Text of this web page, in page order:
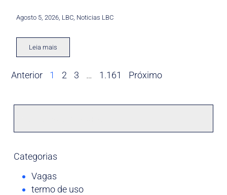
Agosto 5, 2026 LBC Noticias LBC
Leia mais
Anterior 1 2 3 … 1.161 Próximo
Categorias
Vagas
termo de uso